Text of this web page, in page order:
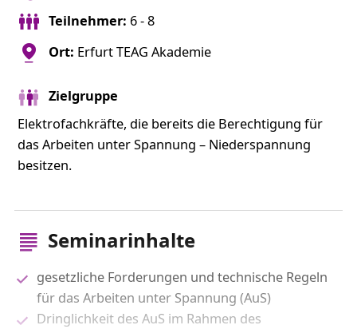
Teilnehmer: 6 - 8
Ort: Erfurt TEAG Akademie
Zielgruppe
Elektrofachkräfte, die bereits die Berechtigung für
das Arbeiten unter Spannung – Niederspannung
besitzen.
Seminarinhalte
gesetzliche Forderungen und technische Regeln
für das Arbeiten unter Spannung (AuS)
Dringlichkeit des AuS im Rahmen des